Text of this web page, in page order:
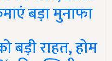
बड़ा मुनाफा
बड़ी राहत, होम